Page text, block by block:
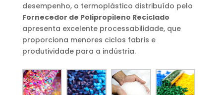
desempenho, o termoplástico distribuído pelo
Fornecedor de Polipropileno Reciclado
apresenta excelente processabilidade, que
proporciona menores ciclos fabris e
produtividade para a indústria.